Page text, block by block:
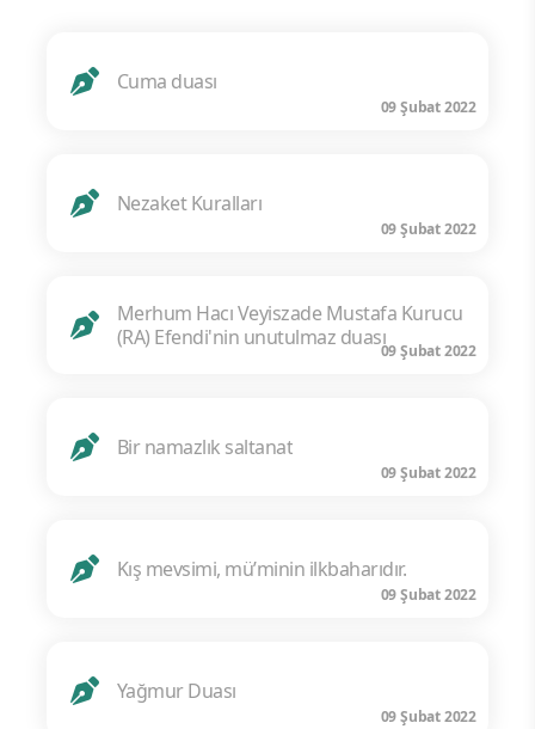
Cuma duası
09 Şubat 2022
Nezaket Kuralları
09 Şubat 2022
Merhum Hacı Veyiszade Mustafa Kurucu
(RA) Efendi'nin unutulmaz duası
09 Şubat 2022
Bir namazlık saltanat
09 Şubat 2022
Kış mevsimi, mü’minin ilkbaharıdır.
09 Şubat 2022
Yağmur Duası
09 Şubat 2022